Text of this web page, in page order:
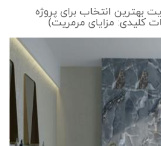
بهترین انتخاب برای پروژه
کلیدی: مزایای مرمریت)